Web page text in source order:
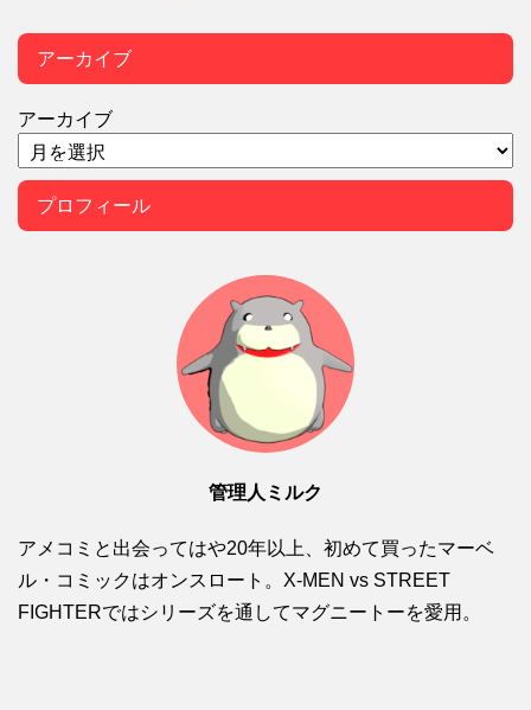
アーカイブ
アーカイブ
プロフィール
管理人ミルク
アメコミと出会ってはや20年以上、初めて買ったマーベ
ル・コミックはオンスロート。X-MEN vs STREET
FIGHTERではシリーズを通してマグニートーを愛用。